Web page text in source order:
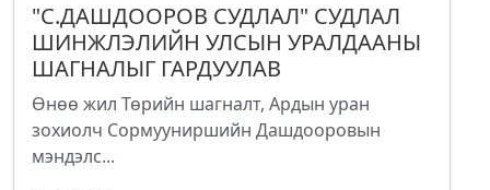
"С.ДАШДООРОВ СУДЛАЛ" СУДЛАЛ
ШИНЖЛЭЛИЙН УЛСЫН УРАЛДААНЫ
ШАГНАЛЫГ ГАРДУУЛАВ
Өнөө жил Төрийн шагналт, Ардын уран
зохиолч Сормууниршийн Дашдооровын
мэндэлс...